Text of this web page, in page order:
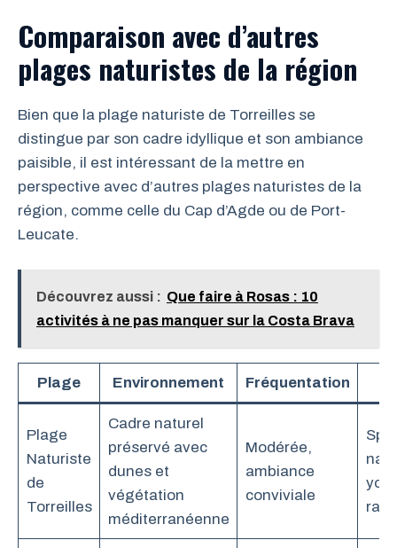
Comparaison avec d’autres
plages naturistes de la région
Bien que la plage naturiste de Torreilles se
distingue par son cadre idyllique et son ambiance
paisible, il est intéressant de la mettre en
perspective avec d’autres plages naturistes de la
région, comme celle du Cap d’Agde ou de Port-
Leucate.
Découvrez aussi : Que faire à Rosas : 10
activités à ne pas manquer sur la Costa Brava
Plage Environnement Fréquentation
Plage
Naturiste
de
Torreilles
Cadre naturel
préservé avec
dunes et
végétation
méditerranéenne
Modérée,
ambiance
conviviale